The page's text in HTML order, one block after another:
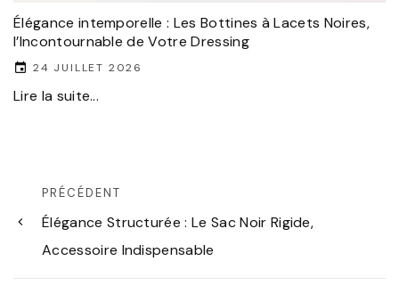
Élégance intemporelle : Les Bottines à Lacets Noires,
l’Incontournable de Votre Dressing
24 JUILLET 2026
Lire la suite...
PRÉCÉDENT
Élégance Structurée : Le Sac Noir Rigide,
Accessoire Indispensable